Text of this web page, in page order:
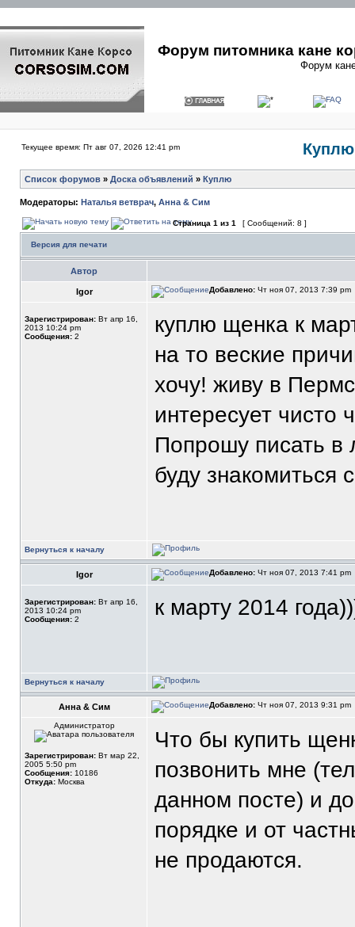
Форум питомника кане
Форум
Текущее время: Пт авг 07, 2026 12:41 pm Куплю
Список форумов » Доска объявлений » Куплю
Модераторы: Наталья ветврач, Анна & Сим
Страница 1 из 1 [ Сообщений: 8 ]
Версия для печати
Автор
Igor Добавлено: Чт ноя 07, 2013 7:39 pm
Зарегистрирован: Вт апр 16,
2013 10:24 pm
Сообщения: 2
куплю щенка к
на то веские
хочу! живу в
интересует чисто
Попрошу писать в
буду знакомиться
Вернуться к началу
Igor Добавлено: Чт ноя 07, 2013 7:41 pm
Зарегистрирован: Вт апр 16,
2013 10:24 pm
Сообщения: 2 к марту 2014
Вернуться к началу
Анна & Сим Добавлено: Чт ноя 07, 2013 9:31 pm
Администратор
Зарегистрирован: Вт мар 22,
2005 5:50 pm
Сообщения: 10186
Откуда: Москва
Что бы купить
позвонить мне
данном посте) и
порядке и от
не продаются.